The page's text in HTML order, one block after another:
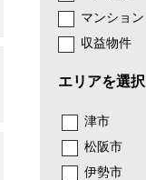
マンション
収益物件
エリアを選択
津市
松阪市
伊勢市